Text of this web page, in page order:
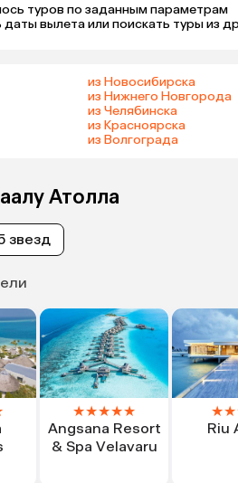
туров по заданным параметрам
вылета или поискать туры из
из Новосибирска
из Нижнего Новгорода
из Челябинска
из Красноярска
из Волгограда
Атолла
звезд
★★★★★
Angsana Resort
& Spa Velavaru
★★
Riu